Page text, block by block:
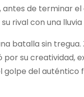
antes de terminar
rival con una
batalla sin
su creatividad,
del auténtico